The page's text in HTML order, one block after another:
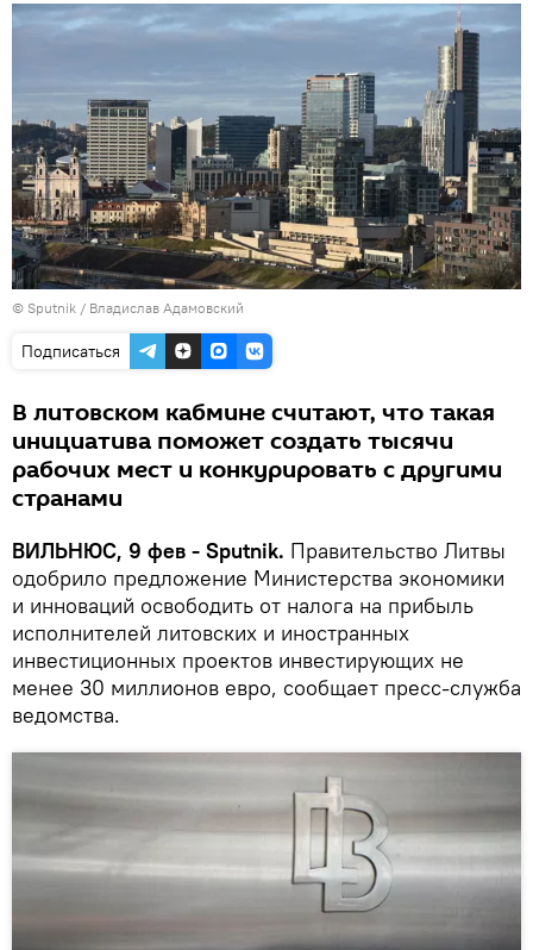
© Sputnik / Владислав Адамовский
Подписаться
В литовском кабмине считают, что такая
инициатива поможет создать тысячи
рабочих мест и конкурировать с другими
странами
ВИЛЬНЮС, 9 фев - Sputnik. Правительство Литвы
одобрило предложение Министерства экономики
и инноваций освободить от налога на прибыль
исполнителей литовских и иностранных
инвестиционных проектов инвестирующих не
менее 30 миллионов евро, сообщает пресс-служба
ведомства.